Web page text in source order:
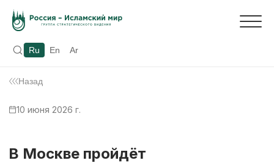
Ru En Ar
Назад
10 июня 2026 г.
В Москве пройдёт